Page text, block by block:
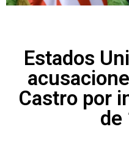
Estados
Castro por
de